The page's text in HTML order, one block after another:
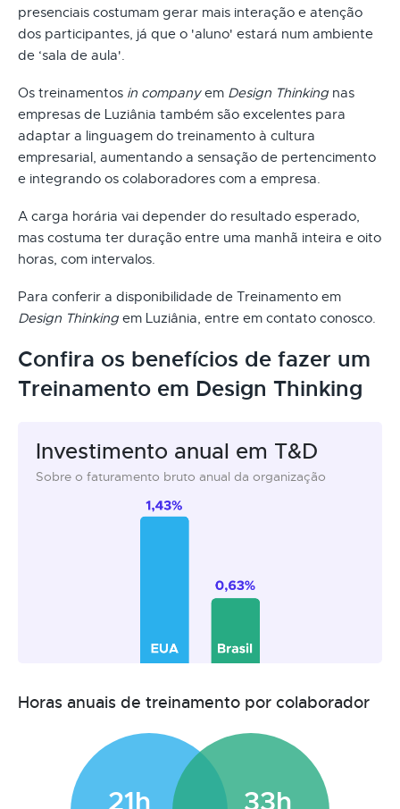
presenciais costumam gerar mais interação e atenção
dos participantes, já que o 'aluno' estará num ambiente
de ‘sala de aula'.
Os treinamentos in companyem Design Thinking nas
empresas de Luziânia também são excelentes para
adaptar a linguagem do treinamento à cultura
empresarial, aumentando a sensação de pertencimento
e integrando os colaboradores com a empresa.
A carga horária vai depender do resultado esperado,
mas costuma ter duração entre uma manhã inteira e oito
horas, com intervalos.
Para conferir a disponibilidade de Treinamento em
Design Thinking em Luziânia, entre em contato conosco.
Confira os benefícios de fazer um
Treinamento em Design Thinking
Investimento anual em T&D
Sobre o faturamento bruto anual da organização
Horas anuais de treinamento por colaborador
21h 33h